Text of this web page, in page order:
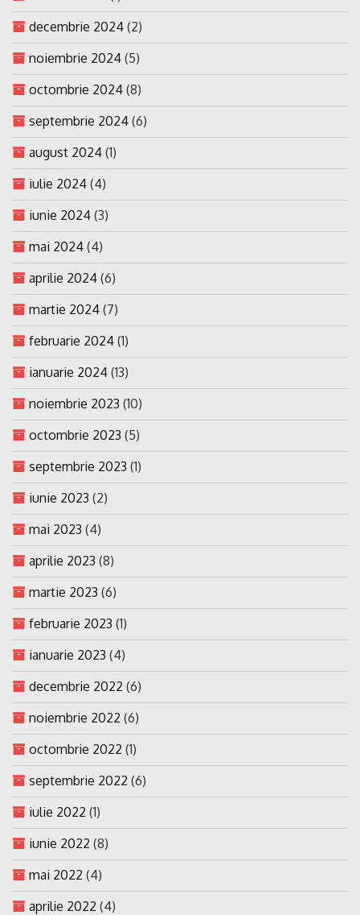
decembrie 2024 (2)
noiembrie 2024 (5)
octombrie 2024 (8)
septembrie 2024 (6)
august 2024 (1)
iulie 2024 (4)
iunie 2024 (3)
mai 2024 (4)
aprilie 2024 (6)
martie 2024 (7)
februarie 2024 (1)
ianuarie 2024 (13)
noiembrie 2023 (10)
octombrie 2023 (5)
septembrie 2023 (1)
iunie 2023 (2)
mai 2023 (4)
aprilie 2023 (8)
martie 2023 (6)
februarie 2023 (1)
ianuarie 2023 (4)
decembrie 2022 (6)
noiembrie 2022 (6)
octombrie 2022 (1)
septembrie 2022 (6)
iulie 2022 (1)
iunie 2022 (8)
mai 2022 (4)
aprilie 2022 (4)